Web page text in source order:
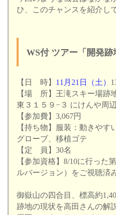
ひ、
このチャンスを紹介し
WS付 ツアー「開発跡
【日 時】 11月21日（土）
【場 所】王滝スキー場跡
東３１５９−３ にけんや周辺
【参加費】3,067円
【持ち物】服装：動きやす
グローブ、移植ゴテ
【定 員】30名
【参加資格】8/10に行った
ルバージョン）をご視聴済
御嶽山の四合目、標高約1,
跡地の現状を高田さんの解